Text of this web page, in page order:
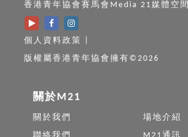
香港青年協會賽馬會Media 21媒體空間
個人資料政策
版權屬香港青年協會擁有©2026
關於M21
關於我們
場地介紹